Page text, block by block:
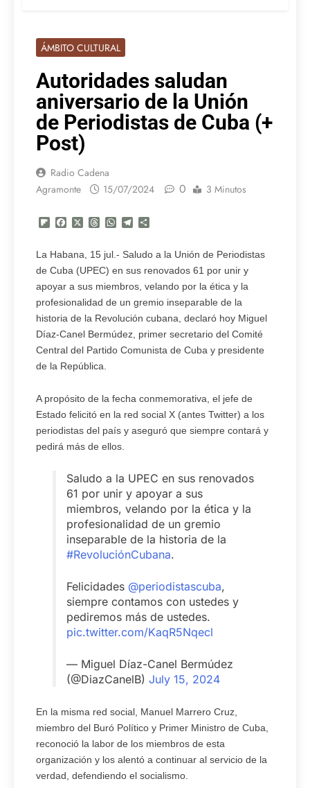
ÁMBITO CULTURAL
Autoridades saludan
aniversario de la Unión
de Periodistas de Cuba (+
Post)
Radio Cadena
Agramonte
15/07/2024 0 3 Minutos
Flipboard
FacebookThreadsWhatsApp
Telegram
La Habana, 15 jul.- Saludo a la Unión de Periodistas
de Cuba (UPEC) en sus renovados 61 por unir y
apoyar a sus miembros, velando por la ética y la
profesionalidad de un gremio inseparable de la
historia de la Revolución cubana, declaró hoy Miguel
Díaz-Canel Bermúdez, primer secretario del Comité
Central del Partido Comunista de Cuba y presidente
de la República.
A propósito de la fecha conmemorativa, el jefe de
Estado felicitó en la red social X (antes Twitter) a los
periodistas del país y aseguró que siempre contará y
pedirá más de ellos.
Saludo a la UPEC en sus renovados
61 por unir y apoyar a sus
miembros, velando por la ética y la
profesionalidad de un gremio
inseparable de la historia de la
#RevoluciónCubana.
Felicidades @periodistascuba,
siempre contamos con ustedes y
pediremos más de ustedes.
pic.twitter.com/KaqR5Nqecl
— Miguel Díaz-Canel Bermúdez
(@DiazCanelB) July 15, 2024
En la misma red social, Manuel Marrero Cruz,
miembro del Buró Político y Primer Ministro de Cuba,
reconoció la labor de los miembros de esta
organización y los alentó a continuar al servicio de la
verdad, defendiendo el socialismo.